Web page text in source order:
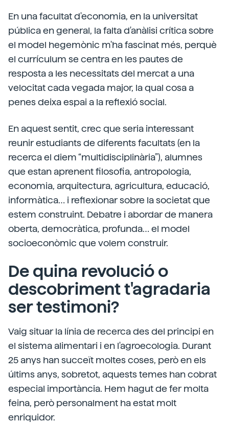
En una facultat d'economia, en la universitat
pública en general, la falta d'anàlisi crítica sobre
el model hegemònic m'ha fascinat més, perquè
el currículum se centra en les pautes de
resposta a les necessitats del mercat a una
velocitat cada vegada major, la qual cosa a
penes deixa espai a la reflexió social.
En aquest sentit, crec que seria interessant
reunir estudiants de diferents facultats (en la
recerca el diem “multidisciplinària”), alumnes
que estan aprenent filosofia, antropologia,
economia, arquitectura, agricultura, educació,
informàtica… i reflexionar sobre la societat que
estem construint. Debatre i abordar de manera
oberta, democràtica, profunda… el model
socioeconòmic que volem construir.
De quina revolució o
descobriment t'agradaria
ser testimoni?
Vaig situar la línia de recerca des del principi en
el sistema alimentari i en l'agroecologia. Durant
25 anys han succeït moltes coses, però en els
últims anys, sobretot, aquests temes han cobrat
especial importància. Hem hagut de fer molta
feina, però personalment ha estat molt
enriquidor.